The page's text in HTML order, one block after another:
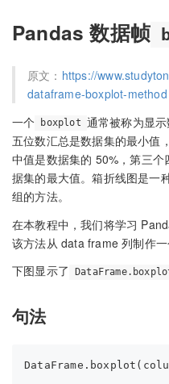
Pandas 数据帧
原文： https://
dataframe-boxplot-method
一个
boxplot 通常被称为显示
五位数汇总是数据集的最小值
中值是数据集的 50%，第三
据集的最大值。箱折线图是一
组的方法。
在本教程中，我们将学习
该方法从 data frame 列制作一
下图显示了
句法